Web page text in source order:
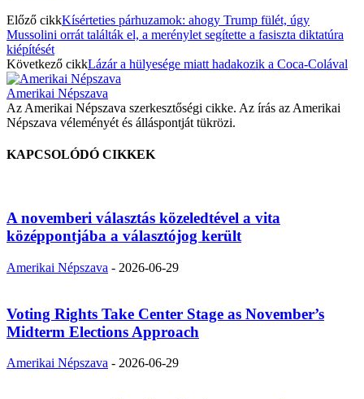
Előző cikkKísérteties párhuzamok: ahogy Trump fülét, úgy
Mussolini orrát találták el, a merénylet segítette a fasiszta diktatúra
kiépítését
Következő cikkLázár a hülyesége miatt hadakozik a Coca-Colával
Amerikai Népszava
Az Amerikai Népszava szerkesztőségi cikke. Az írás az Amerikai
Népszava véleményét és álláspontját tükrözi.
KAPCSOLÓDÓ CIKKEK
A novemberi választás közeledtével a vita
középpontjába a választójog került
Amerikai Népszava - 2026-06-29
Voting Rights Take Center Stage as November’s
Midterm Elections Approach
Amerikai Népszava - 2026-06-29